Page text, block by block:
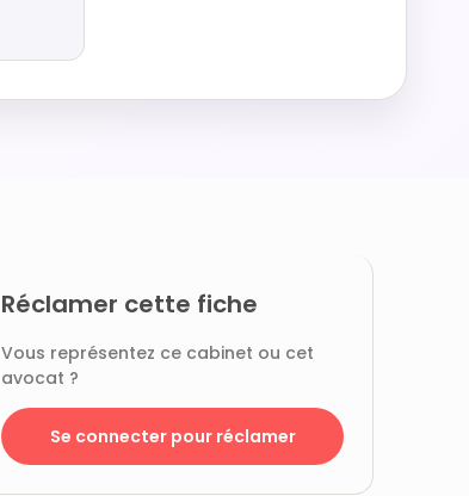
Réclamer cette fiche
Vous représentez ce cabinet ou cet
avocat ?
Se connecter pour réclamer